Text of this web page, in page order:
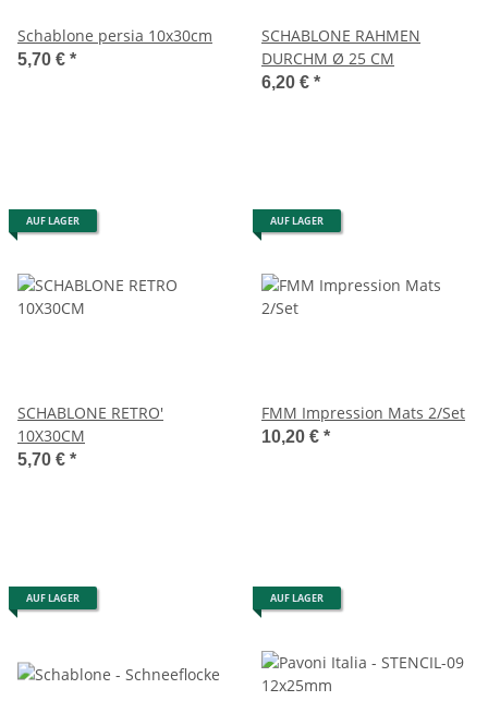
Schablone persia 10x30cm
5,70 € *
SCHABLONE RAHMEN
DURCHM Ø 25 CM
6,20 € *
AUF LAGER
SCHABLONE RETRO'
10X30CM
5,70 € *
AUF LAGER
FMM Impression Mats 2/Set
10,20 € *
AUF LAGER AUF LAGER